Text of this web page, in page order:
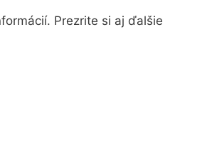
Prezrite si aj ďalšie